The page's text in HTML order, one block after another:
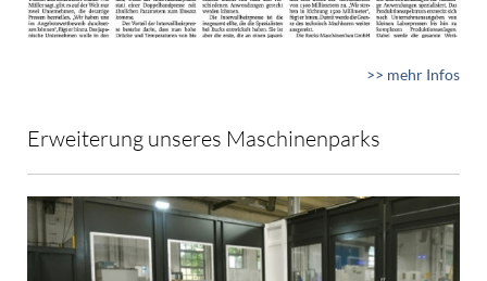
>> mehr Infos
Erweiterung unseres Maschinenparks